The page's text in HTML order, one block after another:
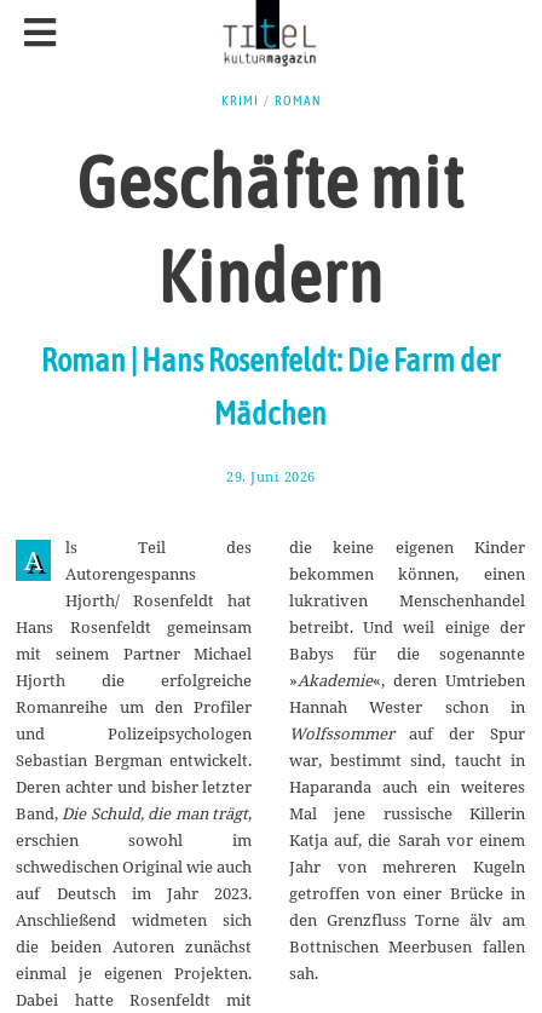
KRIMI / ROMAN
Geschäfte mit
Kindern
Roman | Hans Rosenfeldt: Die Farm der
Mädchen
29. Juni 2026
i
2
0
2
6
A
ls Teil des
Autorengespanns
Hjorth/ Rosenfeldt hat
Hans Rosenfeldt gemeinsam
mit seinem Partner Michael
Hjorth die erfolgreiche
Romanreihe um den Profiler
und Polizeipsychologen
Sebastian Bergman entwickelt.
Deren achter und bisher letzter
Band, Die Schuld, die man trägt,
erschien sowohl im
schwedischen Original wie auch
auf Deutsch im Jahr 2023.
Anschließend widmeten sich
die beiden Autoren zunächst
einmal je eigenen Projekten.
Dabei hatte Rosenfeldt mit
die keine eigenen Kinder
bekommen können, einen
lukrativen Menschenhandel
betreibt. Und weil einige der
Babys für die sogenannte
»Akademie«, deren Umtrieben
Hannah Wester schon in
Wolfssommer auf der Spur
war, bestimmt sind, taucht in
Haparanda auch ein weiteres
Mal jene russische Killerin
Katja auf, die Sarah vor einem
Jahr von mehreren Kugeln
getroffen von einer Brücke in
den Grenzfluss Torne älv am
Bottnischen Meerbusen fallen
sah.